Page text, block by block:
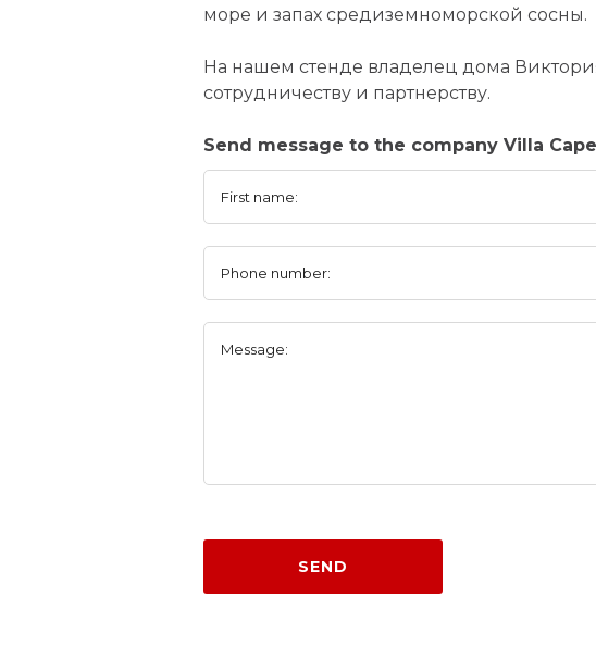
море и запах средиземноморской сосны.
На нашем стенде владелец дома
сотрудничеству и партнерству.
Send message to the company Villa
First name:
Phone number:
Message:
SEND